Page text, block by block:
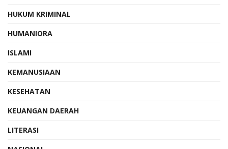
HUKUM KRIMINAL
HUMANIORA
ISLAMI
KEMANUSIAAN
KESEHATAN
KEUANGAN DAERAH
LITERASI